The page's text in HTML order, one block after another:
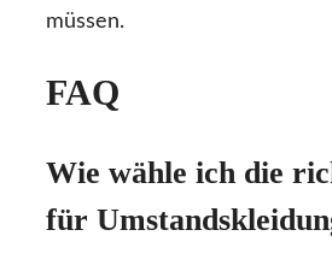
müssen.
FAQ
Wie wähle ich die
für